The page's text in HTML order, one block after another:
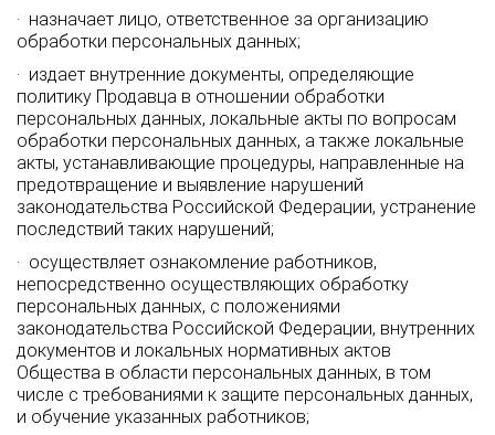
· назначает лицо, ответственное за организацию
обработки персональных данных;
· издает внутренние документы, определяющие
политику Продавца в отношении обработки
персональных данных, локальные акты по вопросам
обработки персональных данных, а также локальные
акты, устанавливающие процедуры, направленные на
предотвращение и выявление нарушений
законодательства Российской Федерации, устранение
последствий таких нарушений;
· осуществляет ознакомление работников,
непосредственно осуществляющих обработку
персональных данных, с положениями
законодательства Российской Федерации, внутренних
документов и локальных нормативных актов
Общества в области персональных данных, в том
числе с требованиями к защите персональных данных,
и обучение указанных работников;